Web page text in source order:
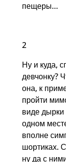
пещеры…
2
Ну и куда,
девчонку?
она, к
пройти
виде
одном
вполне
шортиках.
ну да с